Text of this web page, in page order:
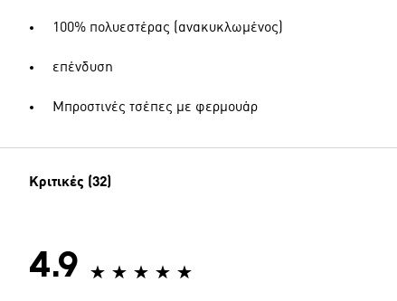
100% πολυεστέρας (ανακυκλωμένος)
επένδυση
Μπροστινές τσέπες με φερμουάρ
Κριτικές (32)
4.9